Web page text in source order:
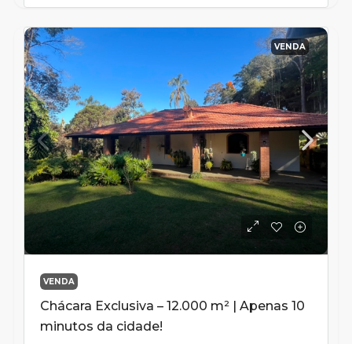
VENDA
VENDA
Chácara Exclusiva – 12.000 m² | Apenas 10
minutos da cidade!